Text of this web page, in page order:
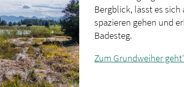
Bergblick, lässt es
spazieren gehen und
Badesteg.
Zum Grundweiher